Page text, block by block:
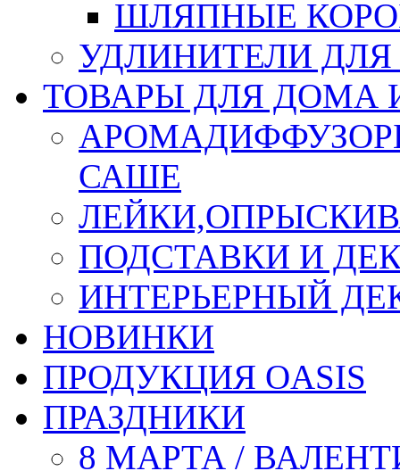
ШЛЯПНЫЕ
УДЛИНИТЕЛИ
ТОВАРЫ ДЛЯ ДОМА
САШЕ
ПОДСТАВКИ И
ИНТЕРЬЕРНЫЙ
НОВИНКИ
ПРОДУКЦИЯ OASIS
ПРАЗДНИКИ
8 МАРТА /